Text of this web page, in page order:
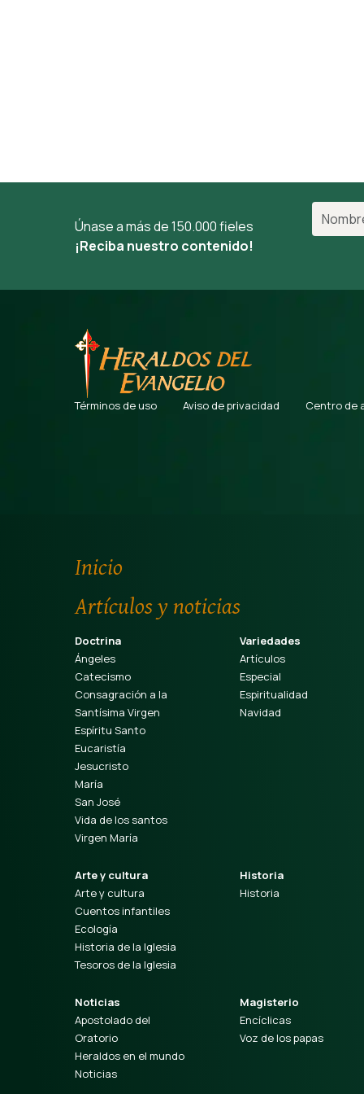
Únase a más de 150.000 fieles
¡Reciba nuestro contenido!
Términos de uso Aviso de privacidad Centro de
Inicio
Artículos y noticias
Doctrina
Ángeles
Catecismo
Consagración a la
Santísima Virgen
Espíritu Santo
Eucaristía
Jesucristo
María
San José
Vida de los santos
Virgen María
Variedades
Artículos
Especial
Espiritualidad
Navidad
Arte y cultura
Arte y cultura
Cuentos infantiles
Ecología
Historia de la Iglesia
Tesoros de la Iglesia
Historia
Historia
Noticias
Apostolado del
Oratorio
Heraldos en el mundo
Noticias
Magisterio
Encíclicas
Voz de los papas